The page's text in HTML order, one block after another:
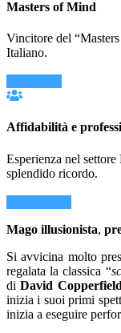
Masters of Mind
Vincitore del
Italiano.
Affidabilità e
Esperienza nel
splendido ricordo.
Mago illusionista,
Si avvicina molto
regalata la classica “
diDavid
inizia i suoi primi
inizia a eseguire